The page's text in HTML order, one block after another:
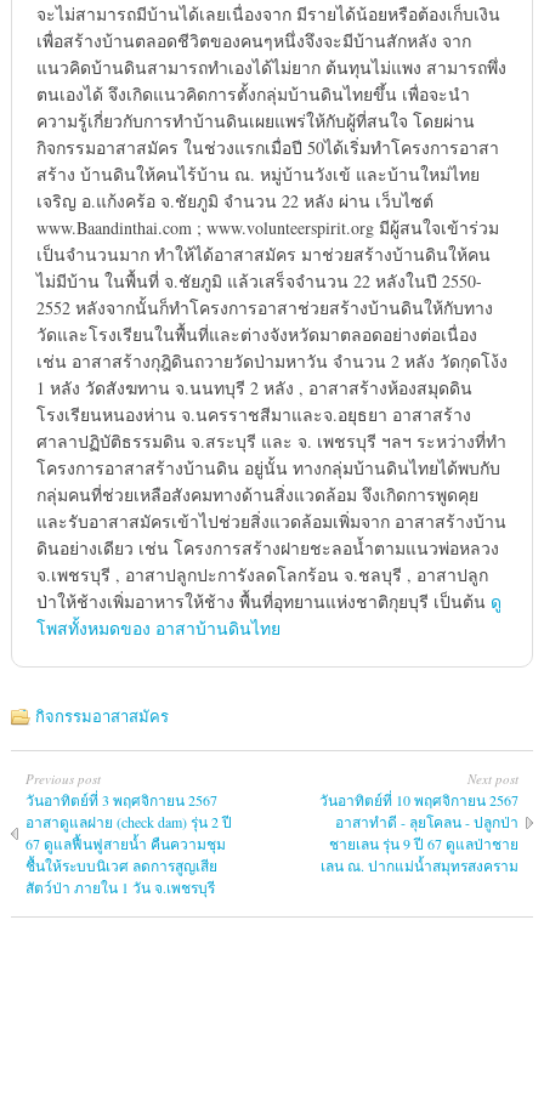
จะไม่สามารถมีบ้านได้เลยเนื่องจาก มีรายได้น้อยหรือต้องเก็บเงิน
เพื่อสร้างบ้านตลอดชีวิตของคนๆหนึ่งจึงจะมีบ้านสักหลัง จาก
แนวคิดบ้านดินสามารถทำเองได้ไม่ยาก ต้นทุนไม่แพง สามารถพึ่ง
ตนเองได้ จึงเกิดแนวคิดการตั้งกลุ่มบ้านดินไทยขึ้น เพื่อจะนำ
ความรู้เกี่ยวกับการทำบ้านดินเผยแพร่ให้กับผู้ที่สนใจ โดยผ่าน
กิจกรรมอาสาสมัคร ในช่วงแรกเมื่อปี 50ได้เริ่มทำโครงการอาสา
สร้าง บ้านดินให้คนไร้บ้าน ณ. หมู่บ้านวังเข้ และบ้านใหม่ไทย
เจริญ อ.แก้งคร้อ จ.ชัยภูมิ จำนวน 22 หลัง ผ่าน เว็บไซต์
www.Baandinthai.com ; www.volunteerspirit.org มีผู้สนใจเข้าร่วม
เป็นจำนวนมาก ทำให้ได้อาสาสมัคร มาช่วยสร้างบ้านดินให้คน
ไม่มีบ้าน ในพื้นที่ จ.ชัยภูมิ แล้วเสร็จจำนวน 22 หลังในปี 2550-
2552 หลังจากนั้นก็ทำโครงการอาสาช่วยสร้างบ้านดินให้กับทาง
วัดและโรงเรียนในพื้นที่และต่างจังหวัดมาตลอดอย่างต่อเนื่อง
เช่น อาสาสร้างกุฎิดินถวายวัดป่ามหาวัน จำนวน 2 หลัง วัดกุดโง้ง
1 หลัง วัดสังฆทาน จ.นนทบุรี 2 หลัง , อาสาสร้างห้องสมุดดิน
โรงเรียนหนองห่าน จ.นครราชสีมาและจ.อยุธยา อาสาสร้าง
ศาลาปฏิบัติธรรมดิน จ.สระบุรี และ จ. เพชรบุรี ฯลฯ ระหว่างที่ทำ
โครงการอาสาสร้างบ้านดิน อยู่นั้น ทางกลุ่มบ้านดินไทยได้พบกับ
กลุ่มคนที่ช่วยเหลือสังคมทางด้านสิ่งแวดล้อม จึงเกิดการพูดคุย
และรับอาสาสมัครเข้าไปช่วยสิ่งแวดล้อมเพิ่มจาก อาสาสร้างบ้าน
ดินอย่างเดียว เช่น โครงการสร้างฝายชะลอน้ำตามแนวพ่อหลวง
จ.เพชรบุรี , อาสาปลูกปะการังลดโลกร้อน จ.ชลบุรี , อาสาปลูก
ป่าให้ช้างเพิ่มอาหารให้ช้าง พื้นที่อุทยานแห่งชาติกุยบุรี เป็นต้น ดู
โพสทั้งหมดของ อาสาบ้านดินไทย
กิจกรรมอาสาสมัคร
Previous post
วันอาทิตย์ที่ 3 พฤศจิกายน 2567
อาสาดูแลฝาย (check dam) รุ่น 2 ปี
67 ดูแลฟื้นฟูสายน้ำ คืนความชุม
ชื้นให้ระบบนิเวศ ลดการสูญเสีย
สัตว์ป่า ภายใน 1 วัน จ.เพชรบุรี
Next post
วันอาทิตย์ที่ 10 พฤศจิกายน 2567
อาสาทำดี - ลุยโคลน - ปลูกป่า
ชายเลน รุ่น 9 ปี 67 ดูแลป่าชาย
เลน ณ. ปากแม่น้ำสมุทรสงคราม